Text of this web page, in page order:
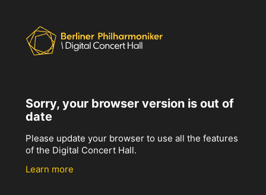
Sorry, your browser version is out of
date
Please update your browser to use all the features
of the Digital Concert Hall.
Learn more